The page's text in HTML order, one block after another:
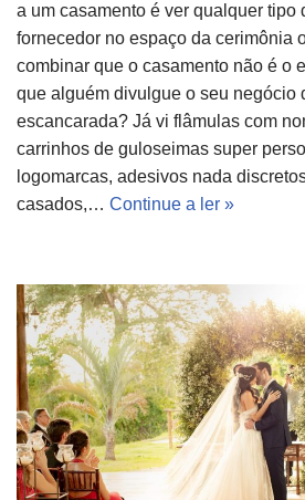
a um casamento é ver qualquer tipo
fornecedor no espaço da cerimônia
combinar que o casamento não é o
que alguém divulgue o seu negócio
escancarada? Já vi flâmulas com
carrinhos de guloseimas super
logomarcas, adesivos nada
casados,… Continue a ler »